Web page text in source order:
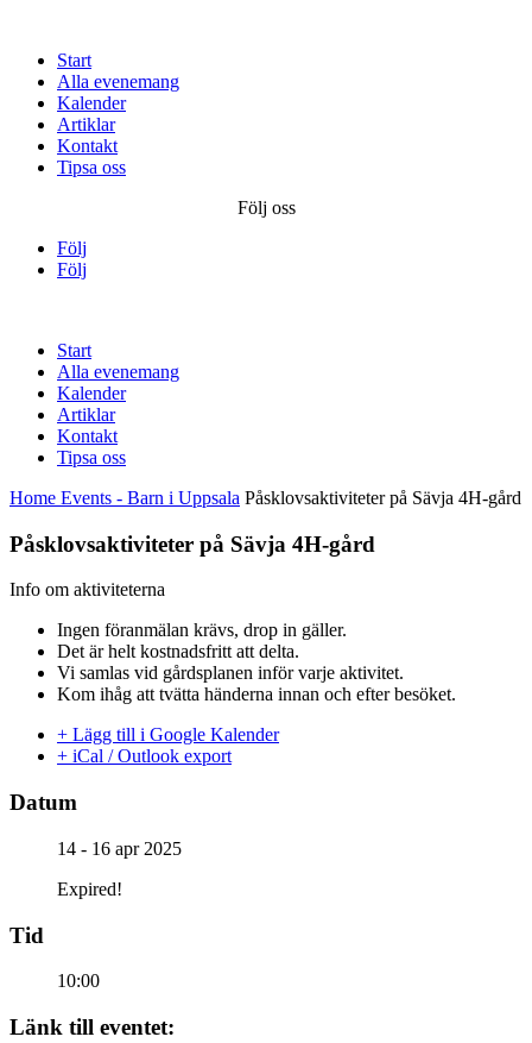
Start
Alla evenemang
Kalender
Artiklar
Kontakt
Tipsa oss
Följ oss
Följ
Följ
Start
Alla evenemang
Kalender
Artiklar
Kontakt
Tipsa oss
Home Events - Barn i Uppsala Påsklovsaktiviteter på Sävja 4H-gård
Påsklovsaktiviteter på Sävja 4H-gård
Info om aktiviteterna
Ingen föranmälan krävs, drop in gäller.
Det är helt kostnadsfritt att delta.
Vi samlas vid gårdsplanen inför varje aktivitet.
Kom ihåg att tvätta händerna innan och efter besöket.
+ Lägg till i Google Kalender
+ iCal / Outlook export
Datum
14 - 16 apr 2025
Expired!
Tid
10:00
Länk till eventet: